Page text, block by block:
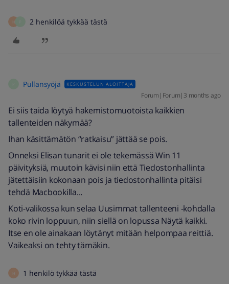
H 2 henkilöä tykkää tästä
Pullansyöjä KESKUSTELUN ALOITTAJA
Forum|Forum|3 months ago
Ei siis taida löytyä hakemistomuotoista kaikkien
tallenteiden näkymää?
Ihan käsittämätön “ratkaisu” jättää se pois.
Onneksi Elisan tunarit ei ole tekemässä Win 11
päivityksiä, muutoin kävisi niin että Tiedostonhallinta
jätettäisiin kokonaan pois ja tiedostonhallinta pitäisi
tehdä Macbookilla...
Koti-valikossa kun selaa Uusimmat tallenteeni -kohdalla
koko rivin loppuun, niin siellä on lopussa Näytä kaikki.
Itse en ole ainakaan löytänyt mitään helpompaa reittiä.
Vaikeaksi on tehty tämäkin.
H 1 henkilö tykkää tästä